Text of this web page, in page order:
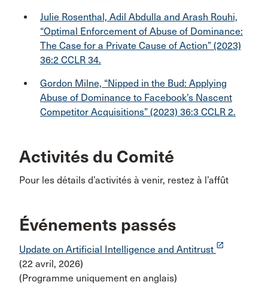
Julie Rosenthal, Adil Abdulla and Arash Rouhi,
“Optimal Enforcement of Abuse of Dominance:
The Case for a Private Cause of Action” (2023)
36:2 CCLR 34.
Gordon Milne, “Nipped in the Bud: Applying
Abuse of Dominance to Facebook’s Nascent
Competitor Acquisitions” (2023) 36:3 CCLR 2.
Activités du Comité
Pour les détails d’activités à venir, restez à l’affût
Événements passés
Update on Artificial Intelligence and Antitrust launch
(22 avril, 2026)
(Programme uniquement en anglais)